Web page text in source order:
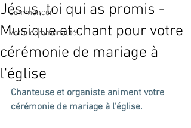
Commencer
Votre communauté
Jésus, toi qui as promis -
Musique et chant pour votre
cérémonie de mariage à
l'église
Chanteuse et organiste animent votre
cérémonie de mariage à l'église.